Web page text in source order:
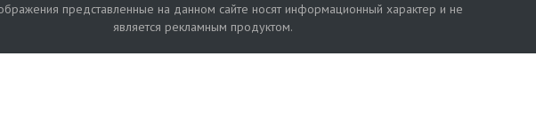
представленные на данном сайте носят информационный характер и не
является рекламным продуктом.